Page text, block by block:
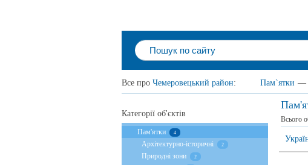
Все про Чемеровецький район: Пам`ятки —
Всього
Категорії об'єктів
Пам'ятки 4
Архітектурно-історичні 2
Природні зони 2